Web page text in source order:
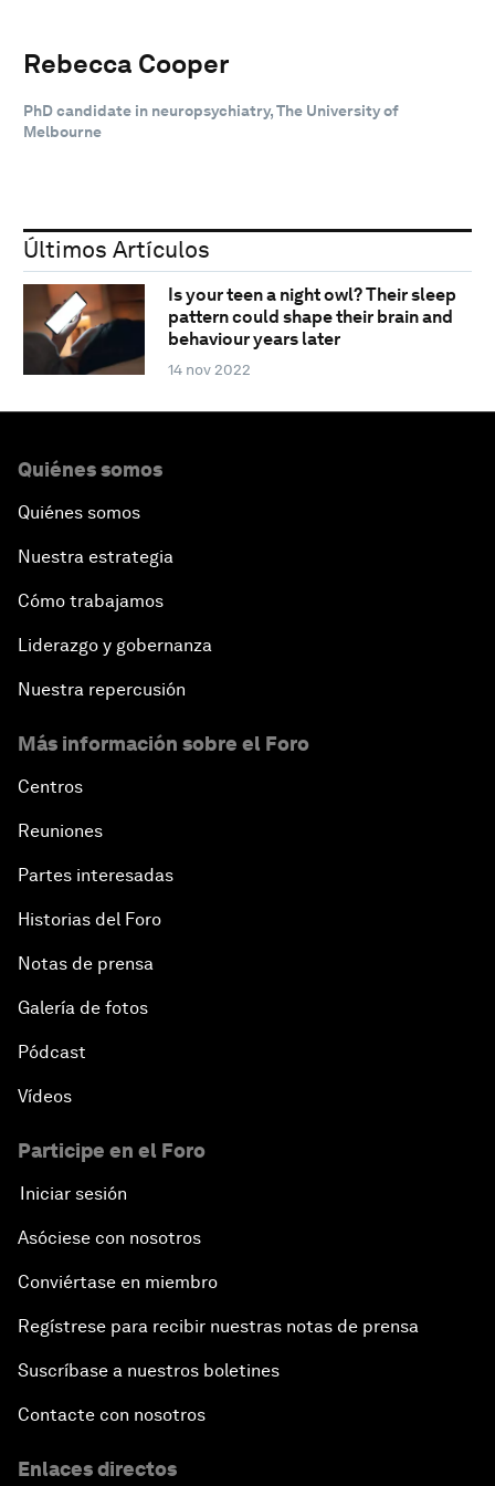
Rebecca Cooper
PhD candidate in neuropsychiatry, The University of
Melbourne
Últimos Artículos
Is your teen a night owl? Their sleep
pattern could shape their brain and
behaviour years later
14 nov 2022
Quiénes somos
Quiénes somos
Nuestra estrategia
Cómo trabajamos
Liderazgo y gobernanza
Nuestra repercusión
Más información sobre el Foro
Centros
Reuniones
Partes interesadas
Historias del Foro
Notas de prensa
Galería de fotos
Pódcast
Vídeos
Participe en el Foro
Iniciar sesión
Asóciese con nosotros
Conviértase en miembro
Regístrese para recibir nuestras notas de prensa
Suscríbase a nuestros boletines
Contacte con nosotros
Enlaces directos